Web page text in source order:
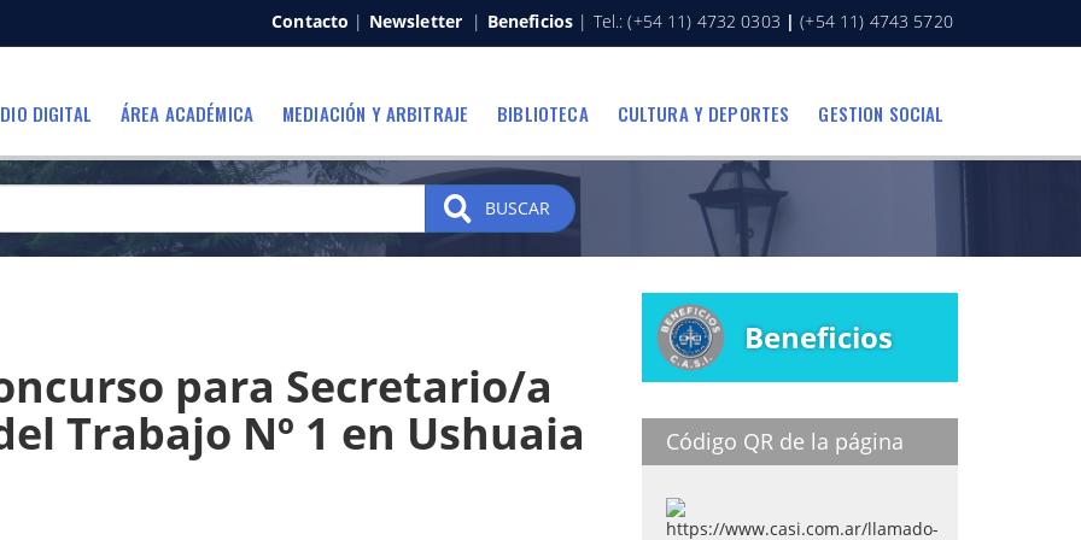
Contacto | Newsletter | Beneficios | Tel.: (+54 11) 4732 0303 | (+54 11) 4743 5720
DIGITAL ÁREA ACADÉMICA MEDIACIÓN Y ARBITRAJE BIBLIOTECA CULTURA Y DEPORTES GESTION SOCIAL
BUSCAR
para Secretario/a
Trabajo Nº 1 en Ushuaia
Beneficios
Código QR de la página